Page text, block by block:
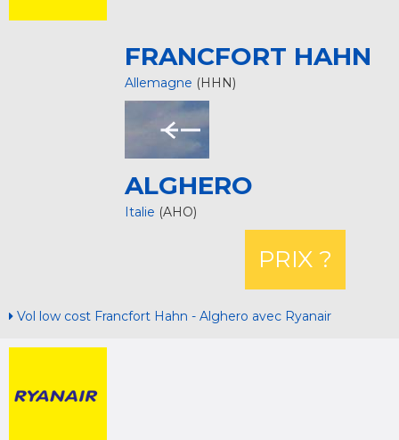
FRANCFORT HAHN
Allemagne (HHN)
ALGHERO
Italie (AHO)
PRIX ?
Vol low cost Francfort Hahn - Alghero avec Ryanair